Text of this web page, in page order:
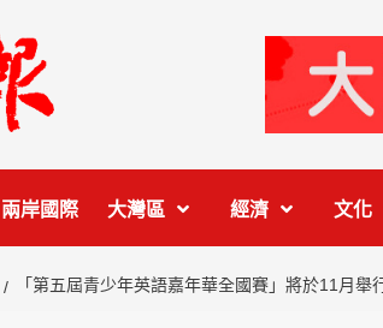
兩岸國際 大灣區 經濟 文化
「第五屆青少年英語嘉年華全國賽」將於11月舉